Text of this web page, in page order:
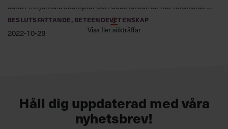
sålts i miljontals exemplar och dess lärdomar har förändrat …
BESLUTSFATTANDE, BETEENDEVETENSKAP
2022-10-28 Visa fler sökträffar
Håll dig uppdaterad med våra
nyhetsbrev!